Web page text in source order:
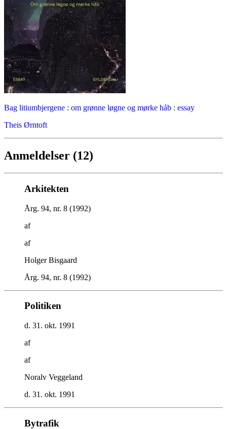
Bag litiumbjergene : om grønne løgne og mørke håb : essay
Theis Ørntoft
Anmeldelser (12)
Arkitekten
Årg. 94, nr. 8 (1992)
af
af
Holger Bisgaard
Årg. 94, nr. 8 (1992)
Politiken
d. 31. okt. 1991
af
af
Noralv Veggeland
d. 31. okt. 1991
Bytrafik